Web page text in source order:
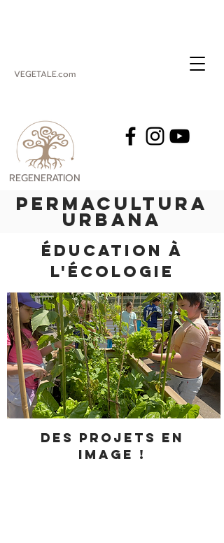
VEGETALE.com
REGENERATION
PERMACULTURA
URBANA
ÉDUCATION À
L'ÉCOLOGIE
Des projets en
image !